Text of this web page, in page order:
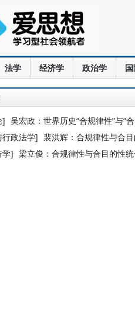
法学 经济学 政治学
] 吴宏政：世界历史“合规律性”与“
政法学] 裴洪辉：合规律性与合
学] 梁立俊：合规律性与合目的性